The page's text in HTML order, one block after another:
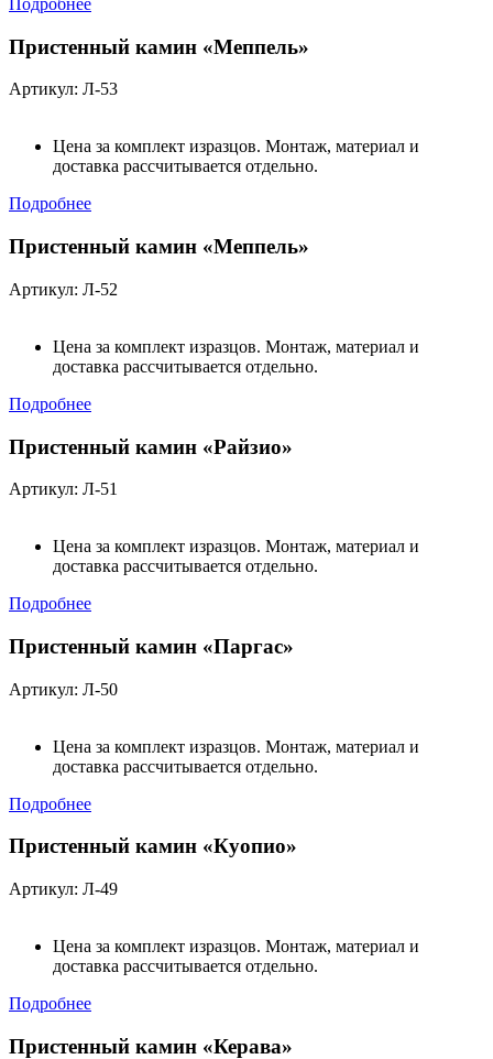
Подробнее
Пристенный камин «Меппель»
Артикул: Л-53
Цена за комплект изразцов. Монтаж, материал и
доставка рассчитывается отдельно.
Подробнее
Пристенный камин «Меппель»
Артикул: Л-52
Цена за комплект изразцов. Монтаж, материал и
доставка рассчитывается отдельно.
Подробнее
Пристенный камин «Райзио»
Артикул: Л-51
Цена за комплект изразцов. Монтаж, материал и
доставка рассчитывается отдельно.
Подробнее
Пристенный камин «Паргас»
Артикул: Л-50
Цена за комплект изразцов. Монтаж, материал и
доставка рассчитывается отдельно.
Подробнее
Пристенный камин «Куопио»
Артикул: Л-49
Цена за комплект изразцов. Монтаж, материал и
доставка рассчитывается отдельно.
Подробнее
Пристенный камин «Керава»